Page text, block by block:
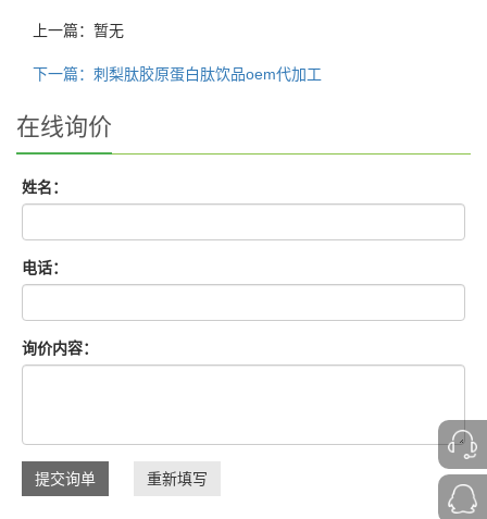
上一篇：暂无
下一篇：刺梨肽胶原蛋白肽饮品oem代加工
在线询价
姓名：
电话：
询价内容：
提交询单 重新填写